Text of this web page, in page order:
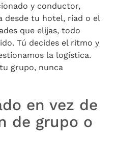
y conductor,
desde tu hotel, riad o el
que elijas, todo
Tú decides el ritmo y
la logística.
grupo, nunca
en vez de
de grupo o